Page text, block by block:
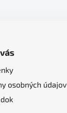
osobných údajov